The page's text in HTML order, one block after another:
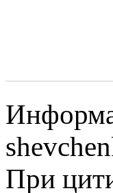
При